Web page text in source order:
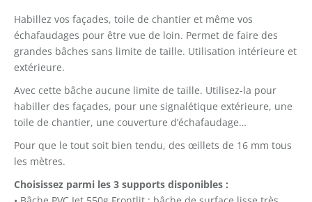
Habillez vos façades, toile de chantier et même vos
échafaudages pour être vue de loin. Permet de faire des
grandes bâches sans limite de taille. Utilisation intérieure et
extérieure.
Avec cette bâche aucune limite de taille. Utilisez-la pour
habiller des façades, pour une signalétique extérieure, une
toile de chantier, une couverture d’échafaudage…
Pour que le tout soit bien tendu, des œillets de 16 mm tous
les mètres.
Choisissez parmi les 3 supports disponibles :